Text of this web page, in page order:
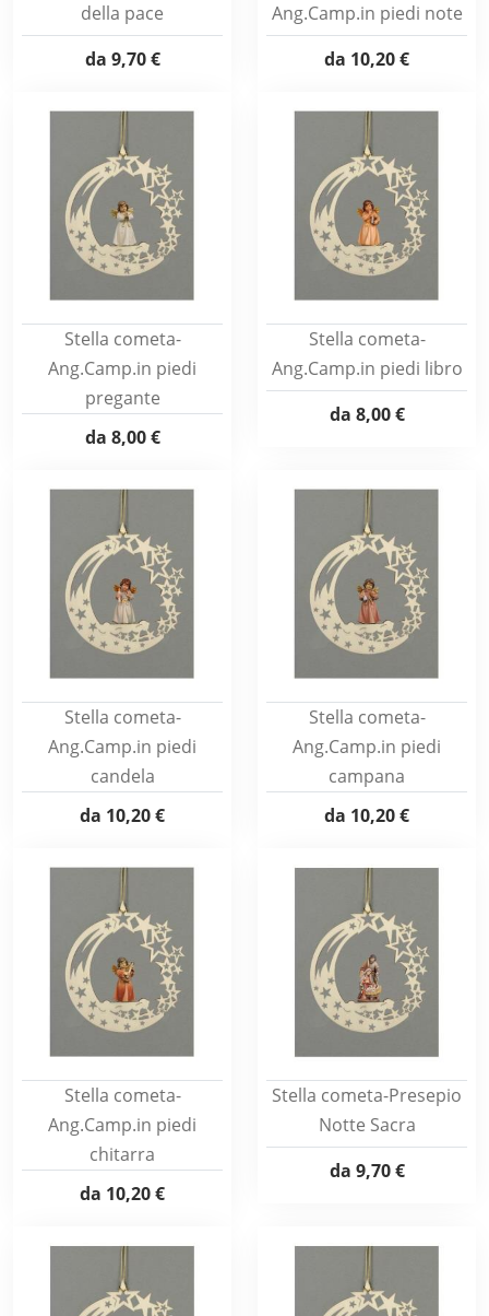
della pace
da 9,70 €
Ang.Camp.in piedi note
da 10,20 €
Stella cometa-
Ang.Camp.in piedi
pregante
da 8,00 €
Stella cometa-
Ang.Camp.in piedi libro
da 8,00 €
Stella cometa-
Ang.Camp.in piedi
candela
da 10,20 €
Stella cometa-
Ang.Camp.in piedi
campana
da 10,20 €
Stella cometa-
Ang.Camp.in piedi
chitarra
da 10,20 €
Stella cometa-Presepio
Notte Sacra
da 9,70 €